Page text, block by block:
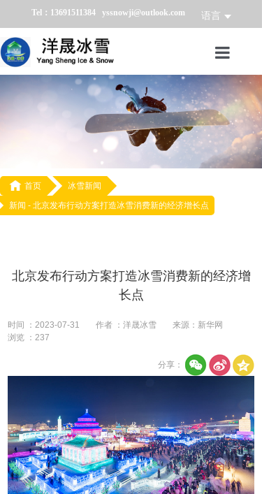
Tel：13691511384 yssnowji@outlook.com 语言
首页
冰雪产品
冰雪业务
 首页
冰雪新闻
新闻 - 北京发布行动方案打造冰雪消费新的经济增长点
北京发布行动方案打造冰雪消费新的经济增
长点
时间 ：2023-07-31 作者 ：洋晟冰雪
来源：新华网
浏览 ：237
分享：